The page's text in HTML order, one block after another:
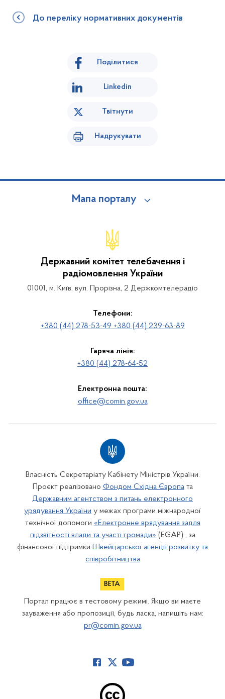
До переліку нормативних документів
Поділитися
Linkedin
Твітнути
Надрукувати
Мапа порталу
Державний комітет телебачення і
радіомовлення України
01001, м. Київ, вул. Прорізна, 2 Держкомтелерадіо
Телефони:
+380 (44) 278-53-49 +380 (44) 239-63-89
Гаряча лінія:
+380 (44) 278-64-52
Електронна пошта:
office@comin.gov.ua
Власність Секретаріату Кабінету Міністрів України.
Проєкт реалізовано Фондом Східна Європата
Державним агентством з питань електронного
урядування України у межах програми міжнародної
технічної допомоги «Електронне врядування задля
підзвітності влади та участі громади» (EGAP) , за
фінансової підтримки Швейцарської агенції розвитку та
співробітництва
Портал працює в тестовому режимі. Якщо ви маєте
зауваження або пропозиції, будь ласка, напишіть нам:
pr@comin.gov.ua